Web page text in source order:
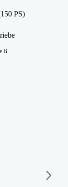
PS)
B